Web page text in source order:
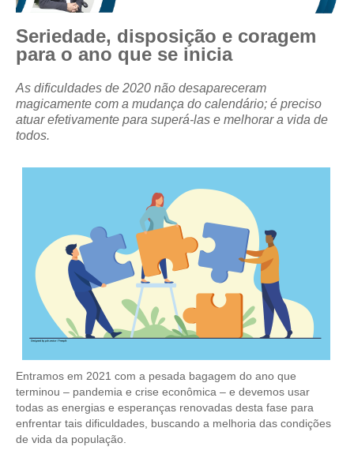
ORGANOGRAMA
CRESCE BRASIL
HISTÓRICO E ATUAÇÃO
COMPOSIÇÃO
PERSONALIDADES DA TECNOLOGIA
NÚCLEO DA MULHER ENGENHEIRA
TRANSPARÊNCIA
JURÍDICO
CONSULTORIA
CONTRIBUIÇÕES
CONTRIBUIÇÃO ASSISTENCIAL
Seriedade, disposição e coragem
para o ano que se inicia
As dificuldades de 2020 não desapareceram
magicamente com a mudança do calendário; é preciso
atuar efetivamente para superá-las e melhorar a vida de
todos.
Entramos em 2021 com a pesada bagagem do ano que
terminou – pandemia e crise econômica – e devemos usar
todas as energias e esperanças renovadas desta fase para
enfrentar tais dificuldades, buscando a melhoria das condições
de vida da população.